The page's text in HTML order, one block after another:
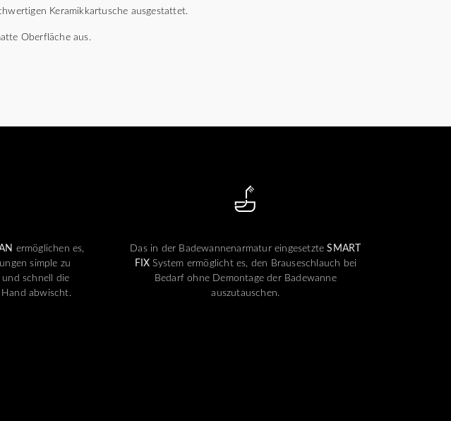
Keramikkartusche ausgestattet.
Oberfläche aus.
ermöglichen es,
simple zu
schnell die
abwischt.
Das in der Badewannenarmatur eingesetzteSMART
FIX System ermöglicht es, den Brauseschlauch bei
Bedarf ohne Demontage der Badewanne
auszutauschen.